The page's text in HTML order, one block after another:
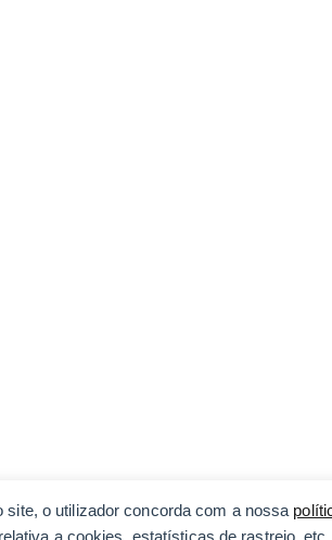
site, o utilizador concorda com a nossa
relativa a cookies, estatísticas de rastreio, etc.